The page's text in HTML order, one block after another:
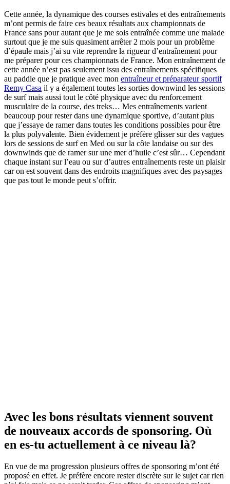
Cette année, la dynamique des courses estivales et des entraînements
m’ont permis de faire ces beaux résultats aux championnats de
France sans pour autant que je me sois entraînée comme une malade
surtout que je me suis quasiment arrêter 2 mois pour un problème
d’épaule mais j’ai su vite reprendre la rigueur d’entraînement pour
me préparer pour ces championnats de France. Mon entraînement de
cette année n’est pas seulement issu des entraînements spécifiques
au paddle que je pratique avec mon entraîneur et préparateur sportif
Remy Casa il y a également toutes les sorties downwind les sessions
de surf mais aussi tout le côté physique avec du renforcement
musculaire de la course, des treks… Mes entraînements varient
beaucoup pour rester dans une dynamique sportive, d’autant plus
que j’essaye de ramer dans toutes les conditions possibles pour être
la plus polyvalente. Bien évidement je préfère glisser sur des vagues
lors de sessions de surf en Med ou sur la côte landaise ou sur des
downwinds que de ramer sur une mer d’huile c’est sûr… Cependant
chaque instant sur l’eau ou sur d’autres entraînements reste un plaisir
car on est souvent dans des endroits magnifiques avec des paysages
que pas tout le monde peut s’offrir.
Avec les bons résultats viennent souvent
de nouveaux accords de sponsoring. Où
en es-tu actuellement à ce niveau là?
En vue de ma progression plusieurs offres de sponsoring m’ont été
proposé en effet. Je préfère encore rester discrète sur le sujet car rien